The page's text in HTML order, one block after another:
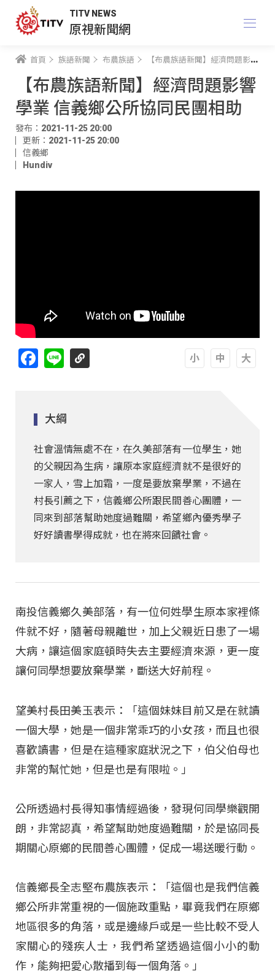
TITV NEWS
原視新聞網
首頁 族語新聞 布農族語 【布農族語新聞】經濟問題影響學業 信義鄉公所協同民團相助
【布農族語新聞】經濟問題影響
學業 信義鄉公所協同民團相助
發布：2021-11-25 20:00
更新：2021-11-25 20:00
信義鄉
Hundiv
Facebook
Line
大綱
社會溫情無處不在，在久美部落有一位學生，她
的父親因為生病，讓原本家庭經濟就不是很好的
一家人，雪上加霜，一度是要放棄學業，不過在
村長引薦之下，信義鄉公所跟民間善心團體，一
同來到部落幫助她度過難關，希望鄉內優秀學子
好好讀書學得成就，也在將來回饋社會。
南投信義鄉久美部落，有一位何姓學生原本家裡條
件就不好，隨著母親離世，加上父親近日患了一場
大病，讓這個家庭頓時失去主要經濟來源，更一度
讓何同學想要放棄學業，斷送大好前程。
望美村長田美玉表示：「這個妹妹目前又是在就讀
一個大學，她是一個非常乖巧的小女孩，而且也很
喜歡讀書，但是在這種家庭狀況之下，伯父伯母也
非常的幫忙她，但是也是有限啦。」
公所透過村長得知事情經過後，發現何同學樂觀開
朗，非常認真，希望幫助她度過難關，於是協同長
期關心原鄉的民間善心團體，促成一場送暖行動。
信義鄉長全志堅布農族表示：「這個也是我們信義
鄉公所非常重視的一個施政重點，畢竟我們在原鄉
地區很多的角落，或是邊緣戶或是一些比較不受人
家關心的殘疾人士，我們希望透過這個小小的動
作，能夠把愛心散播到每一個角落。」